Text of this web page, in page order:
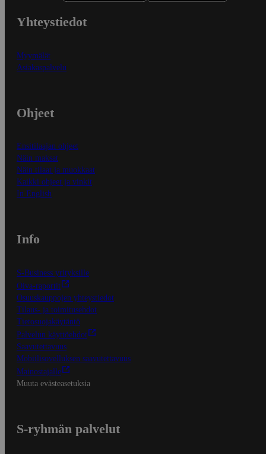
Yhteystiedot
Myymälät
Asiakaspalvelu
Ohjeet
Ensitilaajan ohjeet
Näin maksat
Näin tilaat ja muokkaat
Kaikki ohjeet ja vinkit
In English
Info
S-Business yrityksille
Oiva-raportit
Osuuskauppojen yhteystiedot
Tilaus- ja toimitusehdot
Tietosuojakäytäntö
Palvelun käyttöehdot
Saavutettavuus
Mobiilisovelluksen saavutettavuus
Mainostajalle
Muuta evästeasetuksia
S-ryhmän palvelut